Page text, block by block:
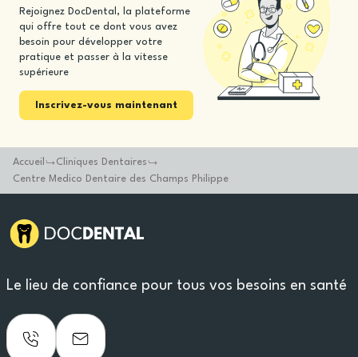
Rejoignez DocDental, la plateforme
qui offre tout ce dont vous avez
besoin pour développer votre
pratique et passer à la vitesse
supérieure
Inscrivez-vous maintenant
Accueil
Cliniques Dentaires
Centre Medico Dentaire des Champs Philippe
Le lieu de confiance pour tous vos besoins en santé